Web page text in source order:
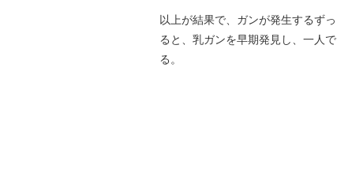
以上が結果で、ガンが発生するず
ると、乳ガンを早期発見し、一人
る。